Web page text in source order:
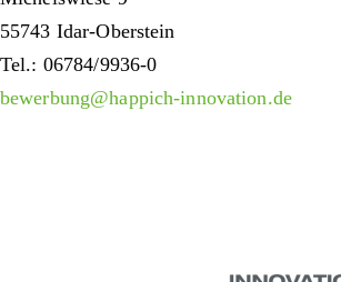
55743 Idar-Oberstein
Tel.: 06784/9936-0
bewerbung@happich-innovation.de